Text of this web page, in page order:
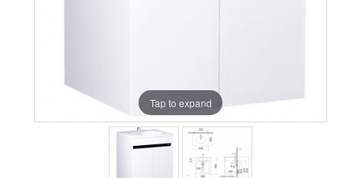
Tap to expand
Tap to expand